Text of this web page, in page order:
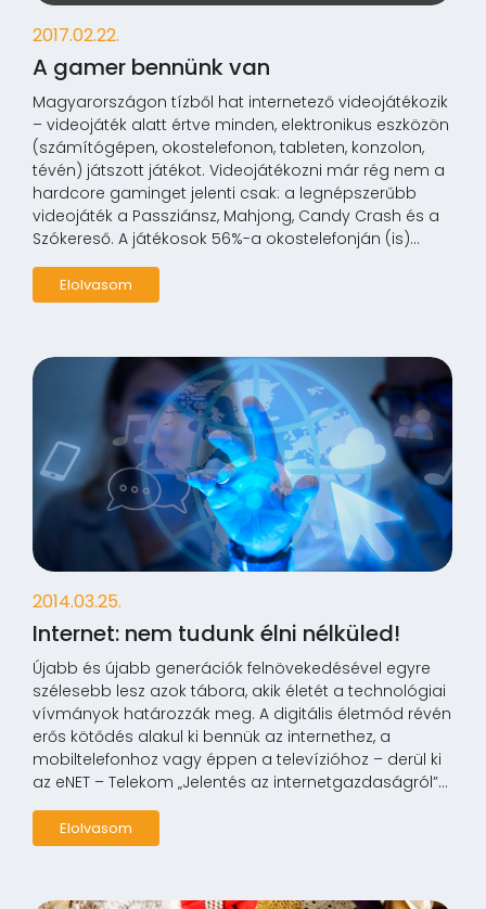
2017.02.22.
A gamer bennünk van
Magyarországon tízből hat internetező videojátékozik
– videojáték alatt értve minden, elektronikus eszközön
(számítógépen, okostelefonon, tableten, konzolon,
tévén) játszott játékot. Videojátékozni már rég nem a
hardcore gaminget jelenti csak: a legnépszerűbb
videojáték a Passziánsz, Mahjong, Candy Crash és a
Szókereső. A játékosok 56%-a okostelefonján (is)...
Elolvasom
2014.03.25.
Internet: nem tudunk élni nélküled!
Újabb és újabb generációk felnövekedésével egyre
szélesebb lesz azok tábora, akik életét a technológiai
vívmányok határozzák meg. A digitális életmód révén
erős kötődés alakul ki bennük az internethez, a
mobiltelefonhoz vagy éppen a televízióhoz – derül ki
az eNET – Telekom „Jelentés az internetgazdaságról”...
Elolvasom